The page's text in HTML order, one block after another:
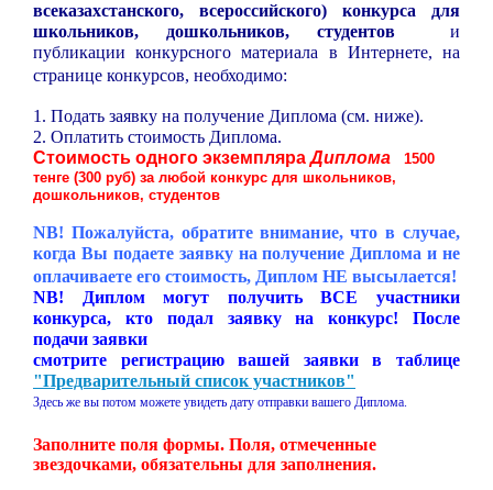
всеказахстанского, всероссийского) конкурса для
школьников, дошкольников, студентов
и
публикации конкурсного материала в Интернете, на
странице конкурсов, необходимо:
1. Подать заявку на получение Диплома (см. ниже).
2. Оплатить стоимость Диплома.
Стоимость одного экземпляраДиплома
1500
тенге (300 руб) за любой конкурс для школьников,
дошкольников, студентов
NB! Пожалуйста, обратите внимание, что в случае,
когда Вы подаете заявку на получение Диплома и не
оплачиваете его стоимость, Диплом НЕ высылается!
NB! Диплом могут получить ВСЕ участники
конкурса, кто подал заявку на конкурс! После
подачи заявки
смотрите регистрацию вашей заявки в таблице
"Предварительный список участников"
Здесь же вы потом можете увидеть дату отправки вашего Диплома.
Заполните поля формы. Поля, отмеченные
звездочками, обязательны для заполнения.